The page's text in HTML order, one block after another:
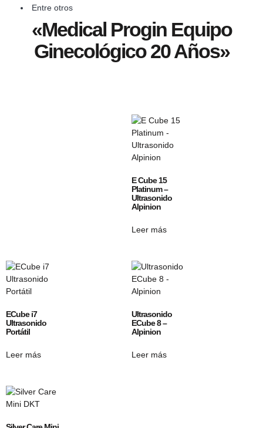
Entre otros
«Medical Progin Equipo
Ginecológico 20 Años»
E Cube 15
Platinum –
Ultrasonido
Alpinion
Leer más
ECube i7
Ultrasonido
Portátil
Leer más
Ultrasonido
ECube 8 –
Alpinion
Leer más